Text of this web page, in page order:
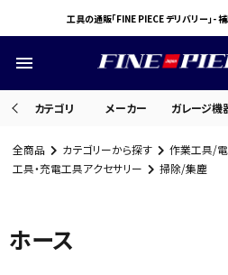
工具の通販「FINE PIECE デリバリー」-
menu
カテゴリ メーカー ガレージ機
ACCOUNT MENU
全商品 カテゴリーから探す 作業工具/電
工具・充電工具アクセサリー
掃除/集塵
ホース